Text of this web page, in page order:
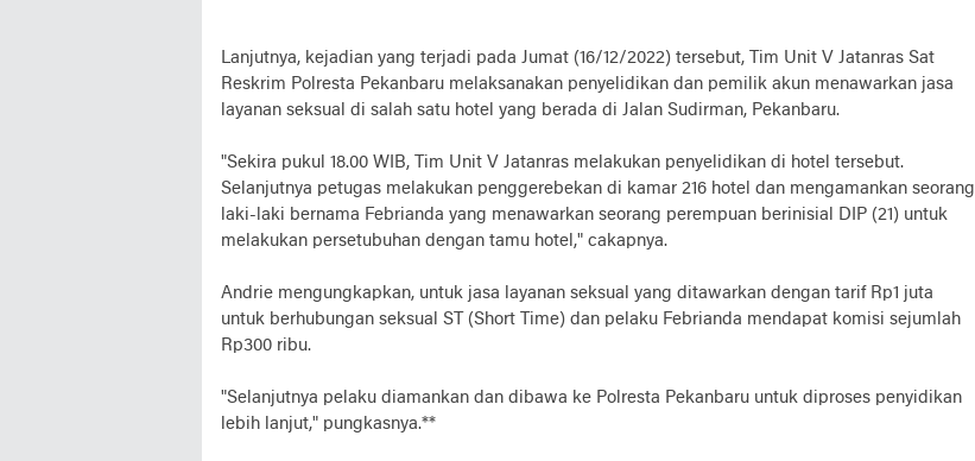
Lanjutnya, kejadian yang terjadi pada Jumat (16/12/2022) tersebut, Tim Unit V Jatanras Sat
Reskrim Polresta Pekanbaru melaksanakan penyelidikan dan pemilik akun menawarkan jasa
layanan seksual di salah satu hotel yang berada di Jalan Sudirman, Pekanbaru.
"Sekira pukul 18.00 WIB, Tim Unit V Jatanras melakukan penyelidikan di hotel tersebut.
Selanjutnya petugas melakukan penggerebekan di kamar 216 hotel dan mengamankan seorang
laki-laki bernama Febrianda yang menawarkan seorang perempuan berinisial DIP (21) untuk
melakukan persetubuhan dengan tamu hotel," cakapnya.
Andrie mengungkapkan, untuk jasa layanan seksual yang ditawarkan dengan tarif Rp1 juta
untuk berhubungan seksual ST (Short Time) dan pelaku Febrianda mendapat komisi sejumlah
Rp300 ribu.
"Selanjutnya pelaku diamankan dan dibawa ke Polresta Pekanbaru untuk diproses penyidikan
lebih lanjut," pungkasnya.**